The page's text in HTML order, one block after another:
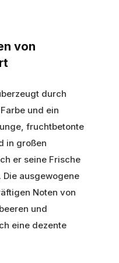
von
durch
und ein
fruchtbetonte
in großen
er seine Frische
ausgewogene
Noten von
und
eine dezente